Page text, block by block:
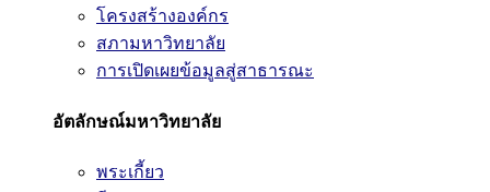
โครงสร้างองค์กร
สภามหาวิทยาลัย
การเปิดเผยข้อมูลสู่สาธารณะ
อัตลักษณ์มหาวิทยาลัย
พระเกี้ยว